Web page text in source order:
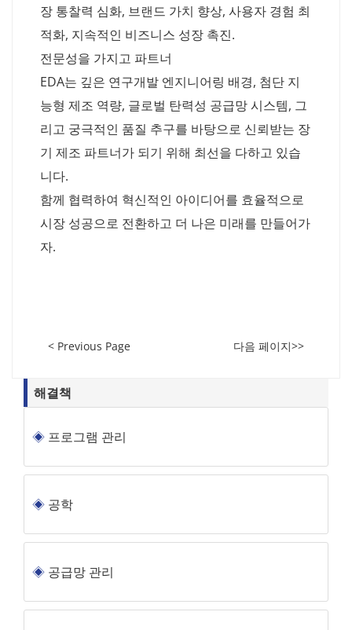
장 통찰력 심화, 브랜드 가치 향상, 사용자 경험 최
적화, 지속적인 비즈니스 성장 촉진.
전문성을 가지고 파트너
EDA는 깊은 연구개발 엔지니어링 배경, 첨단 지
능형 제조 역량, 글로벌 탄력성 공급망 시스템, 그
리고 궁극적인 품질 추구를 바탕으로 신뢰받는 장
기 제조 파트너가 되기 위해 최선을 다하고 있습
니다.
함께 협력하여 혁신적인 아이디어를 효율적으로
시장 성공으로 전환하고 더 나은 미래를 만들어가
자.
< Previous Page 다음 페이지>>
해결책
프로그램 관리
공학
공급망 관리